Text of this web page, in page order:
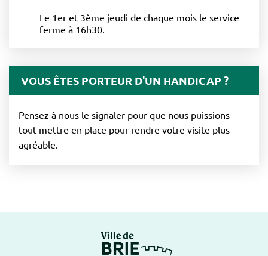
Le 1er et 3ème jeudi de chaque mois le service
ferme à 16h30.
VOUS ÊTES PORTEUR D'UN HANDICAP ?
Pensez à nous le signaler pour que nous puissions
tout mettre en place pour rendre votre visite plus
agréable.